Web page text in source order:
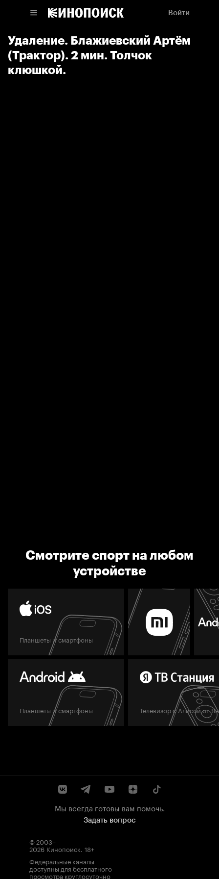
Войти
Удаление. Блажиевский Артём
(Трактор). 2 мин. Толчок
клюшкой.
Смотрите спорт на любом
устройстве
Планшеты и смартфоны
Планшеты и смартфоны Телевизор с Алисой от
Мы всегда готовы вам помочь.
Задать вопрос
© 2003–
2026 Кинопоиск. 18+
Федеральные каналы
доступны для бесплатного
просмотра круглосуточно